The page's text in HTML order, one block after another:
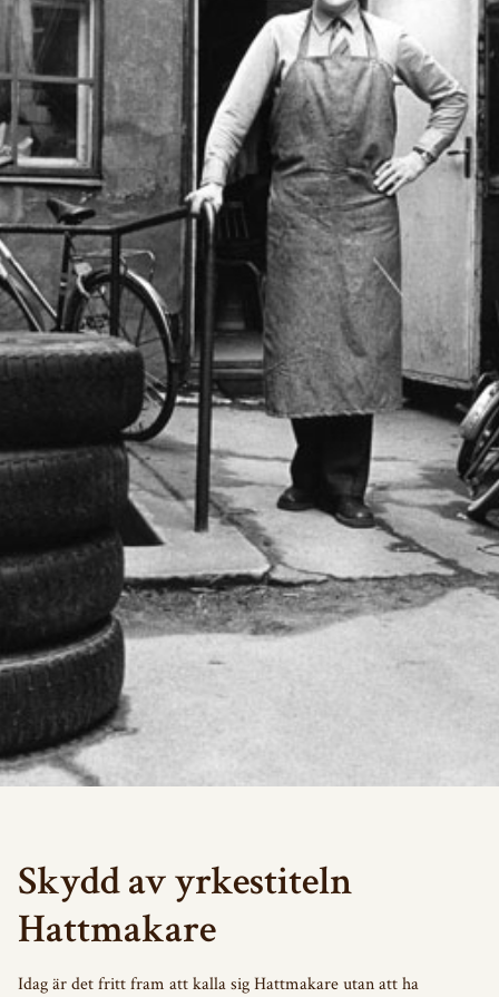
PÅGÅENDE PROJEKT
Skydd av yrkestiteln
Hattmakare
Idag är det fritt fram att kalla sig Hattmakare utan att ha